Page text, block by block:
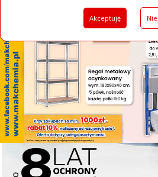
Akceptuję